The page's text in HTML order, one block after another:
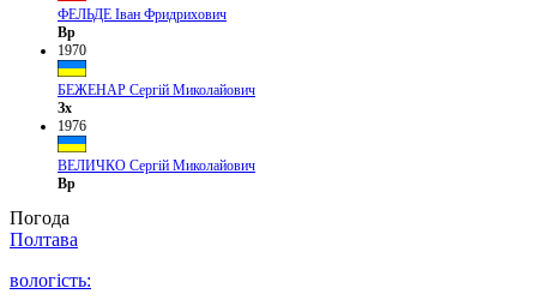
ФЕЛЬДЕ Іван Фридрихович
Вр
1970
БЕЖЕНАР Сергій Миколайович
Зх
1976
ВЕЛИЧКО Сергій Миколайович
Вр
Погода
Полтава
вологість: